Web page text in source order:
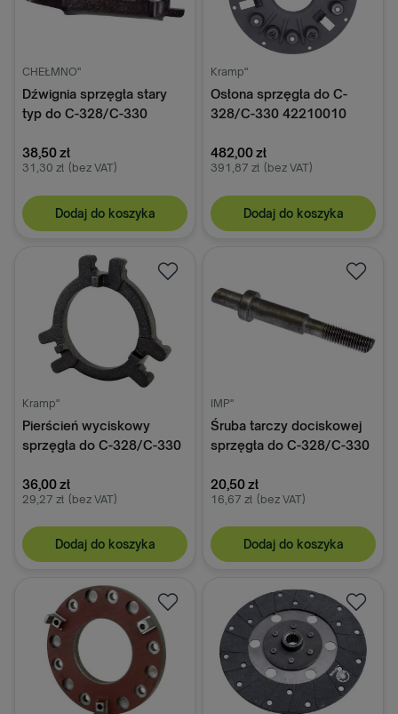
CHEŁMNO"
Dźwignia sprzęgła stary
typ do C-328/C-330
38,50 zł
31,30 zł (bez VAT)
Dodaj do koszyka
Kramp"
Osłona sprzęgła do C-
328/C-330 42210010
482,00 zł
391,87 zł (bez VAT)
Dodaj do koszyka
Kramp"
Pierścień wyciskowy
sprzęgła do C-328/C-330
36,00 zł
29,27 zł (bez VAT)
Dodaj do koszyka
IMP"
Śruba tarczy dociskowej
sprzęgła do C-328/C-330
20,50 zł
16,67 zł (bez VAT)
Dodaj do koszyka